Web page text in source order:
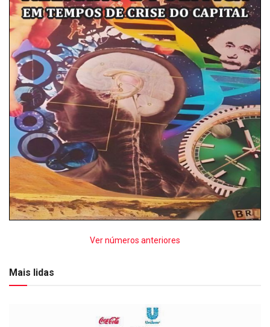
Ver números anteriores
Mais lidas